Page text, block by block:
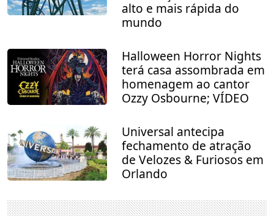
alto e mais rápida do
mundo
Halloween Horror Nights
terá casa assombrada em
homenagem ao cantor
Ozzy Osbourne; VÍDEO
Universal antecipa
fechamento de atração
de Velozes & Furiosos em
Orlando